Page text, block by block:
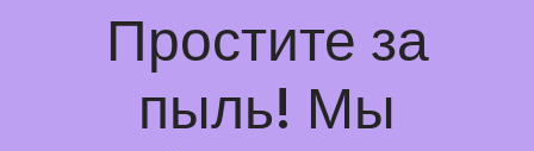
Простите за
пыль! Мы